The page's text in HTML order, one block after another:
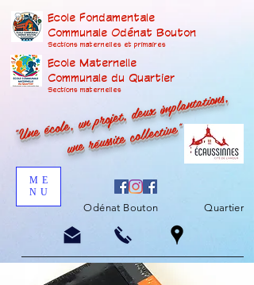
Ecole Fondamentale
Communale Odénat Bouton
Sections maternelles et primaires
Ecole Maternelle
Communale du Quartier
Sections maternelles
"Une école, un projet, deux implantations,
une réussite collective"
ME
NU
Odénat Bouton Quartier